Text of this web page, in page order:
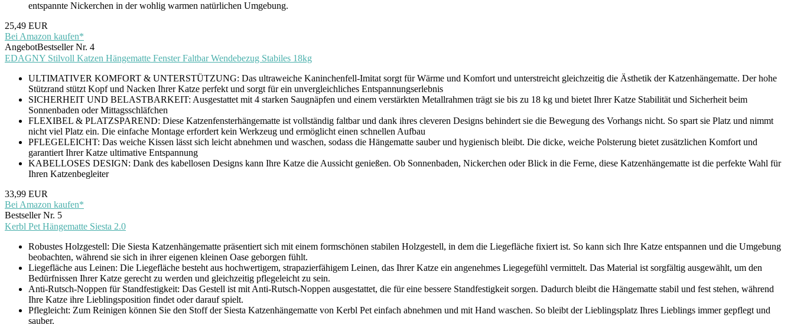
entspannte Nickerchen in der wohlig warmen natürlichen Umgebung.
25,49 EUR
Bei Amazon kaufen*
AngebotBestseller Nr. 4
EDAGNY Stilvoll Katzen Hängematte Fenster Faltbar Wendebezug Stabiles 18kg
ULTIMATIVER KOMFORT & UNTERSTÜTZUNG: Das ultraweiche Kaninchenfell-Imitat sorgt für Wärme und Komfort und unterstreicht gleichzeitig die Ästhetik der Katzenhängematte. Der hohe
Stützrand stützt Kopf und Nacken Ihrer Katze perfekt und sorgt für ein unvergleichliches Entspannungserlebnis
SICHERHEIT UND BELASTBARKEIT: Ausgestattet mit 4 starken Saugnäpfen und einem verstärkten Metallrahmen trägt sie bis zu 18 kg und bietet Ihrer Katze Stabilität und Sicherheit beim
Sonnenbaden oder Mittagsschläfchen
FLEXIBEL & PLATZSPAREND: Diese Katzenfensterhängematte ist vollständig faltbar und dank ihres cleveren Designs behindert sie die Bewegung des Vorhangs nicht. So spart sie Platz und nimmt
nicht viel Platz ein. Die einfache Montage erfordert kein Werkzeug und ermöglicht einen schnellen Aufbau
PFLEGELEICHT: Das weiche Kissen lässt sich leicht abnehmen und waschen, sodass die Hängematte sauber und hygienisch bleibt. Die dicke, weiche Polsterung bietet zusätzlichen Komfort und
garantiert Ihrer Katze ultimative Entspannung
KABELLOSES DESIGN: Dank des kabellosen Designs kann Ihre Katze die Aussicht genießen. Ob Sonnenbaden, Nickerchen oder Blick in die Ferne, diese Katzenhängematte ist die perfekte Wahl für
Ihren Katzenbegleiter
33,99 EUR
Bei Amazon kaufen*
Bestseller Nr. 5
Kerbl Pet Hängematte Siesta 2.0
Robustes Holzgestell: Die Siesta Katzenhängematte präsentiert sich mit einem formschönen stabilen Holzgestell, in dem die Liegefläche fixiert ist. So kann sich Ihre Katze entspannen und die Umgebung
beobachten, während sie sich in ihrer eigenen kleinen Oase geborgen fühlt.
Liegefläche aus Leinen: Die Liegefläche besteht aus hochwertigem, strapazierfähigem Leinen, das Ihrer Katze ein angenehmes Liegegefühl vermittelt. Das Material ist sorgfältig ausgewählt, um den
Bedürfnissen Ihrer Katze gerecht zu werden und gleichzeitig pflegeleicht zu sein.
Anti-Rutsch-Noppen für Standfestigkeit: Das Gestell ist mit Anti-Rutsch-Noppen ausgestattet, die für eine bessere Standfestigkeit sorgen. Dadurch bleibt die Hängematte stabil und fest stehen, während
Ihre Katze ihre Lieblingsposition findet oder darauf spielt.
Pflegleicht: Zum Reinigen können Sie den Stoff der Siesta Katzenhängematte von Kerbl Pet einfach abnehmen und mit Hand waschen. So bleibt der Lieblingsplatz Ihres Lieblings immer gepflegt und
sauber.